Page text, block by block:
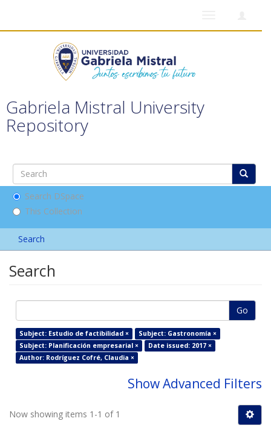
Gabriela Mistral University
Repository
Search DSpace
This Collection
Search
Search
Go
Subject: Estudio de factibilidad ×
Subject: Gastronomía ×
Subject: Planificación empresarial ×
Date issued: 2017 ×
Author: Rodríguez Cofré, Claudia ×
Show Advanced Filters
Now showing items 1-1 of 1